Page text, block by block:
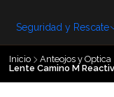
Seguridad y Rescate
Inicio Anteojos y Optica
Lente Camino M